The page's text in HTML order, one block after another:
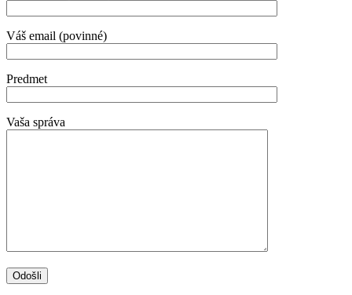
Váš email (povinné)
Predmet
Vaša správa